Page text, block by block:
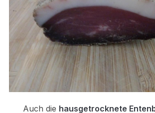
Auch die hausgetrocknete